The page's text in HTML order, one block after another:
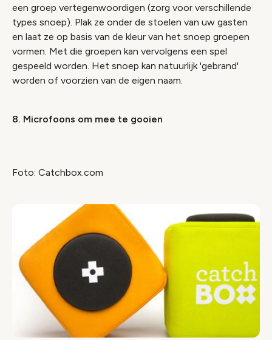
een groep vertegenwoordigen (zorg voor verschillende
types snoep). Plak ze onder de stoelen van uw gasten
en laat ze op basis van de kleur van het snoep groepen
vormen. Met die groepen kan vervolgens een spel
gespeeld worden. Het snoep kan natuurlijk 'gebrand'
worden of voorzien van de eigen naam.
8. Microfoons om mee te gooien
Foto: Catchbox.com